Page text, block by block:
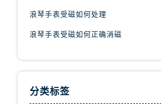
浪琴手表受磁如何处理
浪琴手表受磁如何正确消磁
分类标签